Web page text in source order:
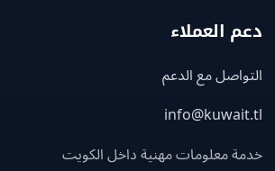
العملاء
مع الدعم
معلومات مهنية داخل الكويت